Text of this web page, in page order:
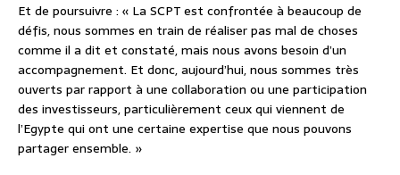
Et de poursuivre : « La SCPT est confrontée à beaucoup de
défis, nous sommes en train de réaliser pas mal de choses
comme il a dit et constaté, mais nous avons besoin d’un
accompagnement. Et donc, aujourd’hui, nous sommes très
ouverts par rapport à une collaboration ou une participation
des investisseurs, particulièrement ceux qui viennent de
l’Egypte qui ont une certaine expertise que nous pouvons
partager ensemble. »